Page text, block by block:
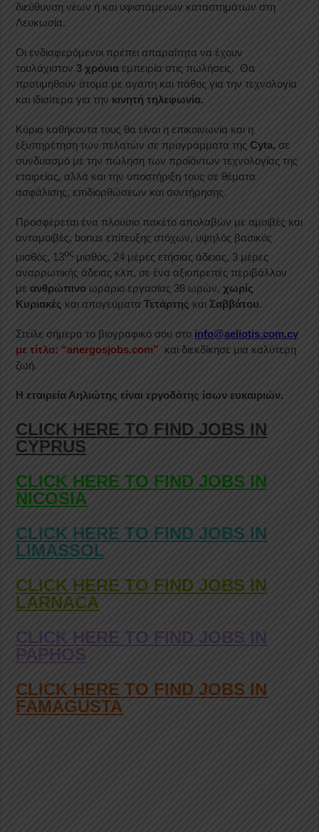
διεύθυνση νέων ή και υφιστάμενων καταστημάτων στη
Λευκωσία.
Οι ενδιαφερόμενοι πρέπει απαραίτητα να έχουν
τουλάχιστον3 χρόνια εμπειρία στις πωλήσεις. Θα
προτιμηθούν άτομα με αγάπη και πάθος για την τεχνολογία
και ιδιαίτερα για την κινητή τηλεφωνία.
Κύρια καθήκοντα τους θα είναι η επικοινωνία και η
εξυπηρέτηση των πελατών σε προγράμματα τηςCyta, σε
συνδυασμό με την πώληση των προϊόντων τεχνολογίας της
εταιρείας, αλλά και την υποστήριξη τους σε θέματα
ασφάλισης, επιδιορθώσεων και συντήρησης.
Προσφέρεται ένα πλούσιο πακέτο απολαβών με αμοιβές και
ανταμοιβές, bonus επίτευξης στόχων, υψηλός βασικός
μισθός, 13ος μισθός, 24 μέρες ετήσιας άδειας, 3 μέρες
αναρρωτικής άδειας κλπ, σε ένα αξιοπρεπές περιβάλλον
μεανθρώπινο ωράριο εργασίας 38 ωρών,χωρίς
Κυριακές και απογεύματαΤετάρτης καιΣαββάτου.
Στείλε σήμερα το βιογραφικό σου στο info@aeliotis.com.cy
με τίτλο: “anergosjobs.com” και διεκδίκησε μια καλύτερη
ζωή.
Η εταιρεία Αηλιώτης είναι εργοδότης ίσων ευκαιριών.
CLICK HERE TO FIND JOBS IN
CYPRUS
CLICK HERE TO FIND JOBS IN
NICOSIA
CLICK HERE TO FIND JOBS IN
LIMASSOL
CLICK HERE TO FIND JOBS IN
LARNACA
CLICK HERE TO FIND JOBS IN
PAPHOS
CLICK HERE TO FIND JOBS IN
FAMAGUSTA